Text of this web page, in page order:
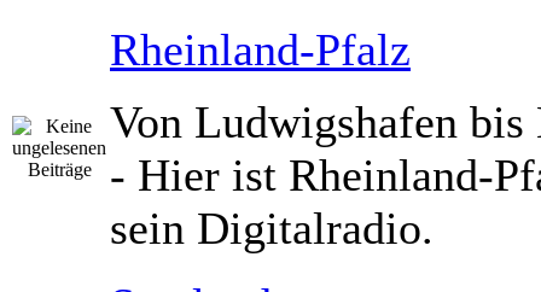
Rheinland-Pfalz
Von Ludwigshafen bis
- Hier ist Rheinland-
sein Digitalradio.